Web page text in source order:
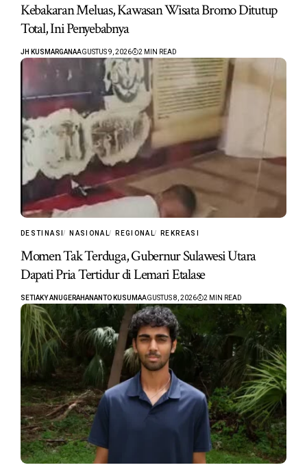
Kebakaran Meluas, Kawasan Wisata Bromo Ditutup
Total, Ini Penyebabnya
JH KUSMARGANAAGUSTUS 9, 2026 2 MIN READ
DESTINASI NASIONAL REGIONAL REKREASI
Momen Tak Terduga, Gubernur Sulawesi Utara
Dapati Pria Tertidur di Lemari Etalase
SETIAKY ANUGERAHANANTO KUSUMAAGUSTUS 8, 2026 2 MIN READ